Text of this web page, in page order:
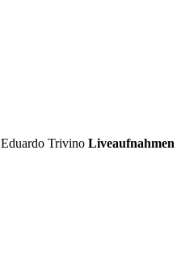
Eduardo Trivino Liveaufnahmen